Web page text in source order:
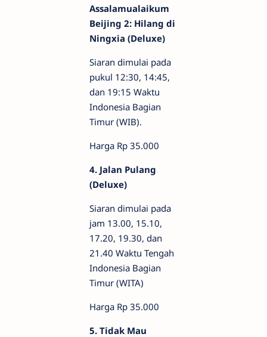
Assalamualaikum
Beijing 2: Hilang di
Ningxia (Deluxe)
Siaran dimulai pada
pukul 12:30, 14:45,
dan 19:15 Waktu
Indonesia Bagian
Timur (WIB).
Harga Rp 35.000
4. Jalan Pulang
(Deluxe)
Siaran dimulai pada
jam 13.00, 15.10,
17.20, 19.30, dan
21.40 Waktu Tengah
Indonesia Bagian
Timur (WITA)
Harga Rp 35.000
5. Tidak Mau